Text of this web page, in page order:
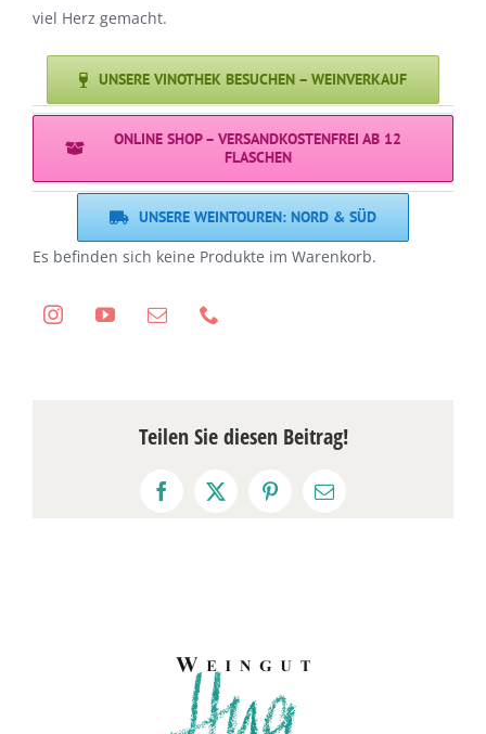
viel Herz gemacht.
UNSERE VINOTHEK BESUCHEN – WEINVERKAUF
ONLINE SHOP – VERSANDKOSTENFREI AB 12
FLASCHEN
UNSERE WEINTOUREN: NORD & SÜD
Es befinden sich keine Produkte im Warenkorb.
Teilen Sie diesen Beitrag!
Facebook
X Pinterest
E-